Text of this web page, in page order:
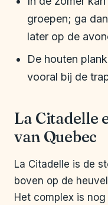
groepen; ga
later op de
De houten
vooral bij de
La Citadelle
van Quebec
La Citadelle is de
boven op de
Het complex is